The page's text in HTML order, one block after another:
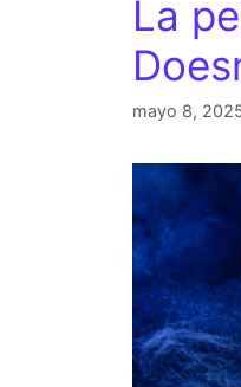
La
mayo 8,